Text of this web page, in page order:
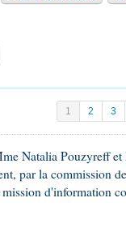
1 2 3
Natalia Pouzyreff
par la commission
d'information